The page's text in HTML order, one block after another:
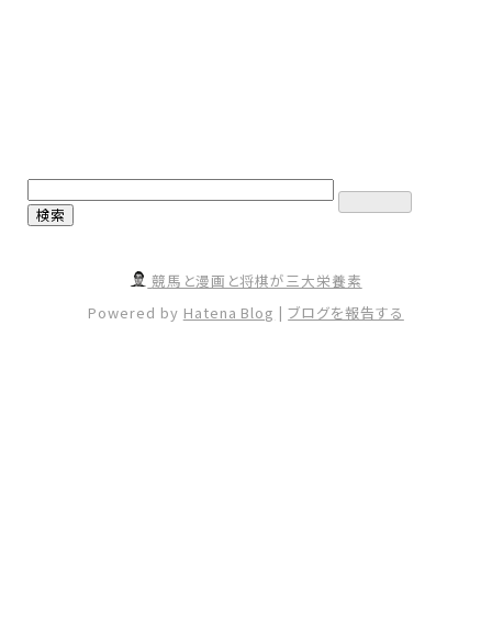
競馬と漫画と将棋が三大栄養素
Powered by Hatena Blog |ブログを報告する